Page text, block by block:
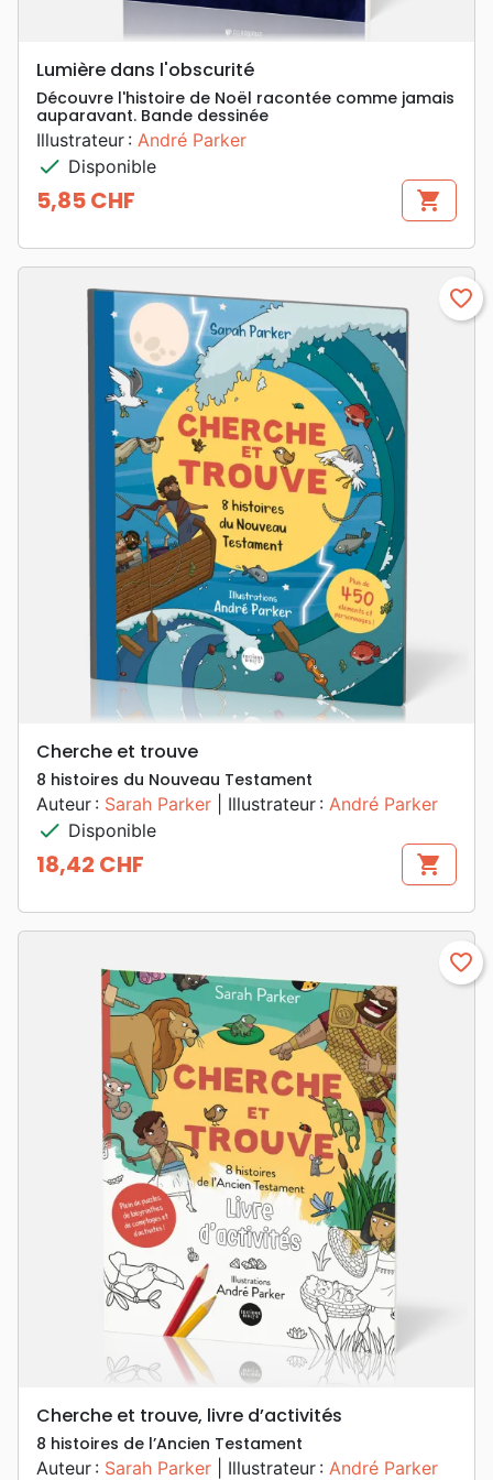
Lumière dans l'obscurité
Découvre l'histoire de Noël racontée comme jamais
auparavant. Bande dessinée
Illustrateur : André Parker
check Disponible
Prix
5,85 CHF shopping_cart
favorite_border
Cherche et trouve
8 histoires du Nouveau Testament
Auteur : Sarah Parker | Illustrateur : André Parker
check Disponible
Prix
18,42 CHF shopping_cart
favorite_border
Cherche et trouve, livre d’activités
8 histoires de l’Ancien Testament
Auteur : Sarah Parker | Illustrateur : André Parker